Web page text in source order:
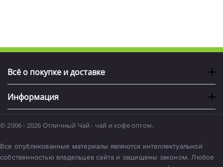
Всё о покупке и доставке
Информация
© 2006 - 2026 Отличный Чай - чай и кофе оптом.
Все опубликованные материалы являются интеллектуальной
собственностью владельцев сайта и защищены законом. Любое